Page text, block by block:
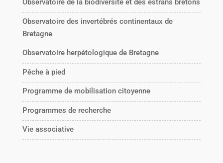
Observatoire de la biodiversité et des estrans bretons
Observatoire des invertébrés continentaux de
Bretagne
Observatoire herpétologique de Bretagne
Pêche à pied
Programme de mobilisation citoyenne
Programmes de recherche
Vie associative